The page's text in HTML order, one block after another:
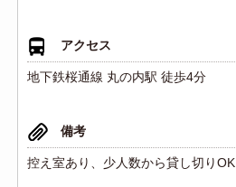
アクセス
地下鉄桜通線 丸の内駅 徒歩4分
備考
控え室あり、少人数から貸し切りOK